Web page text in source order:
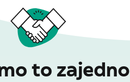
to zajedno